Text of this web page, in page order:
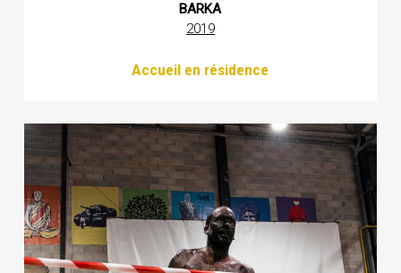
BARKA
2019
Accueil en résidence